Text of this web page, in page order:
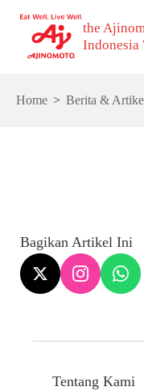
the
Indonesia
Home Berita &
Bagikan Artikel Ini
Tentang Kami